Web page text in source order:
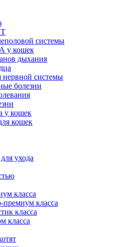
системы
у кошек
дыхания
нервной системы
болезни
у кошек
кошек
ухода
класса
премиум класса
класса
класса